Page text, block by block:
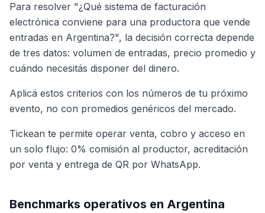
Para resolver "¿Qué sistema de facturación
electrónica conviene para una productora que vende
entradas en Argentina?", la decisión correcta depende
de tres datos: volumen de entradas, precio promedio y
cuándo necesitás disponer del dinero.
Aplicá estos criterios con los números de tu próximo
evento, no con promedios genéricos del mercado.
Tickean te permite operar venta, cobro y acceso en
un solo flujo: 0% comisión al productor, acreditación
por venta y entrega de QR por WhatsApp.
Benchmarks operativos en Argentina